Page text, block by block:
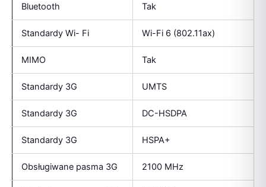
Bluetooth Tak
Standardy Wi- Fi Wi-Fi 6 (802.11ax)
MIMO Tak
Standardy 3G UMTS
Standardy 3G DC-HSDPA
Standardy 3G HSPA+
Obsługiwane pasma 3G 2100 MHz